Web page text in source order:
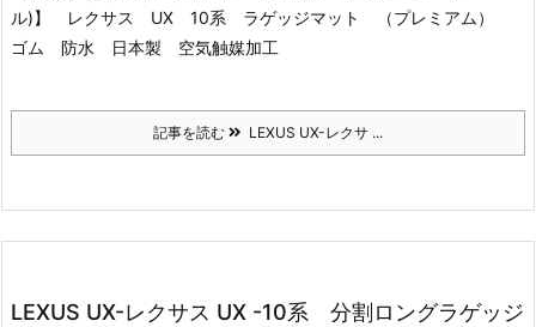
ル)】 レクサス UX 10系 ラゲッジマット （プレミアム）
ゴム 防水 日本製 空気触媒加工
記事を読む LEXUS UX-レクサ ...
LEXUS UX-レクサス UX -10系 分割ロングラゲッジ